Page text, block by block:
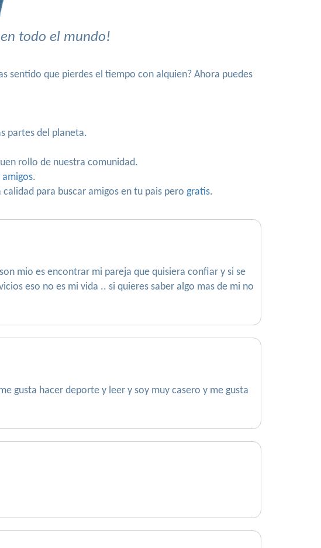
todo el mundo!
sentido que pierdes el tiempo con alquien? Ahora puedes
partes del planeta.
rollo de nuestra comunidad.
amigos.
para buscar amigos en tu pais pero gratis.
mio es encontrar mi pareja que quisiera confiar y si se
eso no es mi vida .. si quieres saber algo mas de mi no
gusta hacer deporte y leer y soy muy casero y me gusta